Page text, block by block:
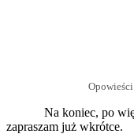
Na koniec, po więcej
zapraszam już wkrótce.